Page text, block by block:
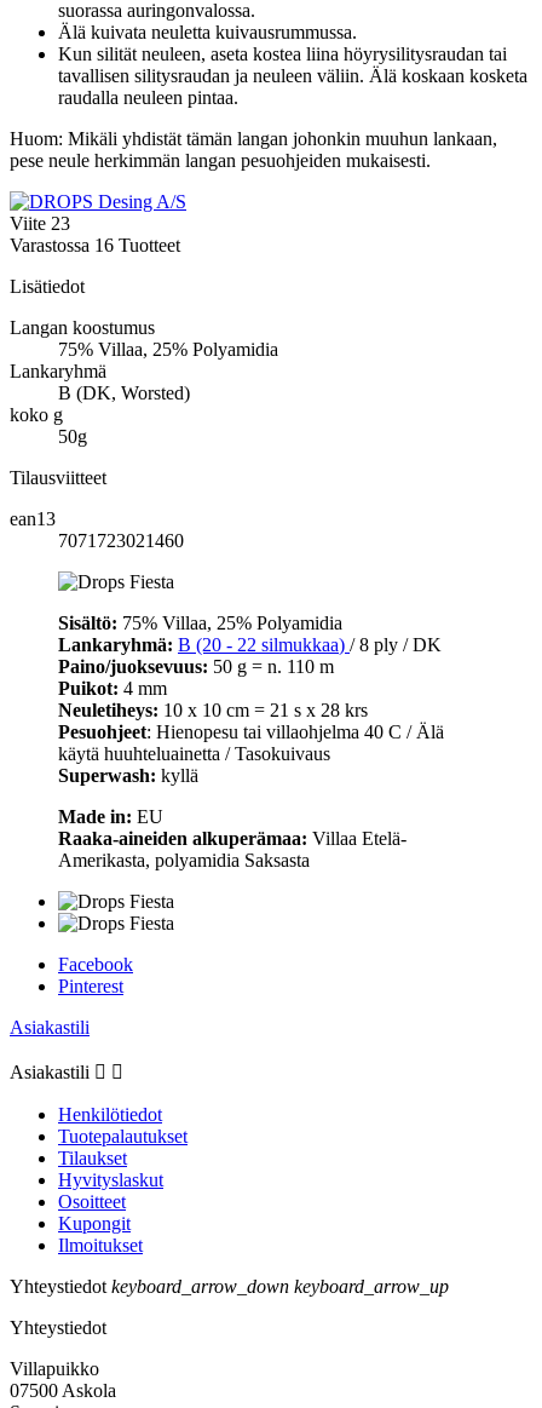
suorassa auringonvalossa.
Älä kuivata neuletta kuivausrummussa.
Kun silität neuleen, aseta kostea liina höyrysilitysraudan tai
tavallisen silitysraudan ja neuleen väliin. Älä koskaan kosketa
raudalla neuleen pintaa.
Huom: Mikäli yhdistät tämän langan johonkin muuhun lankaan,
pese neule herkimmän langan pesuohjeiden mukaisesti.
Viite 23
Varastossa 16 Tuotteet
Lisätiedot
Langan koostumus
75% Villaa, 25% Polyamidia
Lankaryhmä
B (DK, Worsted)
koko g
50g
Tilausviitteet
ean13
7071723021460
Sisältö: 75% Villaa, 25% Polyamidia
Lankaryhmä: B (20 - 22 silmukkaa) / 8 ply / DK
Paino/juoksevuus: 50 g = n. 110 m
Puikot: 4 mm
Neuletiheys: 10 x 10 cm = 21 s x 28 krs
Pesuohjeet: Hienopesu tai villaohjelma 40 C / Älä
käytä huuhteluainetta / Tasokuivaus
Superwash: kyllä
Made in: EU
Raaka-aineiden alkuperämaa: Villaa Etelä-
Amerikasta, polyamidia Saksasta
Facebook
Pinterest
Asiakastili
Asiakastili  
Henkilötiedot
Tuotepalautukset
Tilaukset
Hyvityslaskut
Osoitteet
Kupongit
Ilmoitukset
Yhteystiedot keyboard_arrow_down keyboard_arrow_up
Yhteystiedot
Villapuikko
07500 Askola